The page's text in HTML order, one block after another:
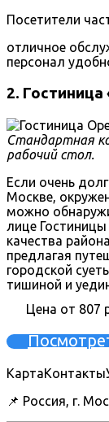
Посетители
отличное
персонал
2.
Стандартная
рабочий стол.
Если очень
Москве,
можно
лице
качества
предлагая
городской
тишиной и
Цена от 807
КартаКонтакты
📌 Россия, г.